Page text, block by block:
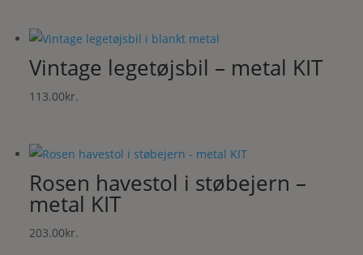
Vintage legetøjsbil – metal KIT
113.00kr.
Rosen havestol i støbejern –
metal KIT
203.00kr.